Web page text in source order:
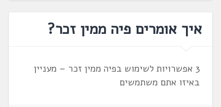
איך אומרים פיה ממין זכר?
3 אפשרויות לשימוש בפיה ממין זכר – מעניין
באיזו אתם משתמשים